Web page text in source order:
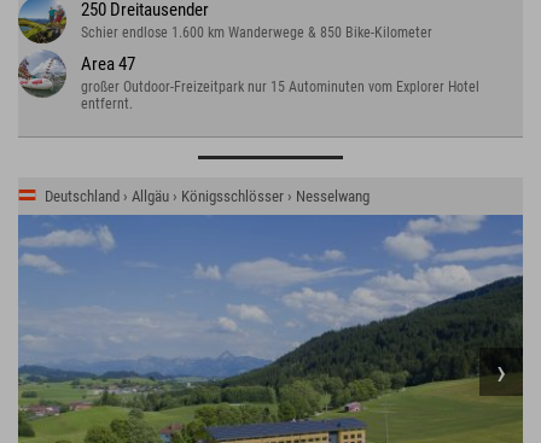
250 Dreitausender
Schier endlose 1.600 km Wanderwege & 850 Bike-Kilometer
Area 47
großer Outdoor-Freizeitpark nur 15 Autominuten vom Explorer Hotel
entfernt.
Deutschland › Allgäu › Königsschlösser › Nesselwang